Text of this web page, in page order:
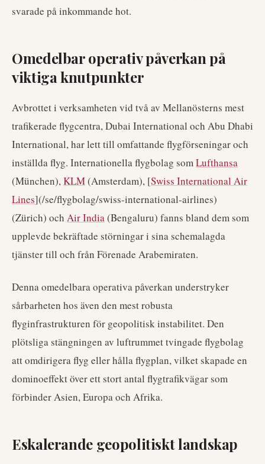
svarade på inkommande hot.
Omedelbar operativ påverkan på
viktiga knutpunkter
Avbrottet i verksamheten vid två av Mellanösterns mest
trafikerade flygcentra, Dubai International och Abu Dhabi
International, har lett till omfattande flygförseningar och
inställda flyg. Internationella flygbolag somLufthansa
(München),KLM(Amsterdam), [Swiss International Air
Lines](/se/flygbolag/swiss-international-airlines)
(Zürich) och Air India(Bengaluru) fanns bland dem som
upplevde bekräftade störningar i sina schemalagda
tjänster till och från Förenade Arabemiraten.
Denna omedelbara operativa påverkan understryker
sårbarheten hos även den mest robusta
flyginfrastrukturen för geopolitisk instabilitet. Den
plötsliga stängningen av luftrummet tvingade flygbolag
att omdirigera flyg eller hålla flygplan, vilket skapade en
dominoeffekt över ett stort antal flygtrafikvägar som
förbinder Asien, Europa och Afrika.
Eskalerande geopolitiskt landskap